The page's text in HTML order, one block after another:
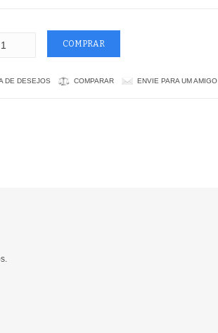
DE DESEJOS COMPARAR ENVIE PARA UM AMIGO